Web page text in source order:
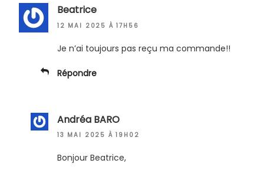
Beatrice
12 MAI 2025 À 17H56
Je n’ai toujours pas reçu ma commande!!
Répondre
Andréa BARO
13 MAI 2025 À 19H02
Bonjour Beatrice,